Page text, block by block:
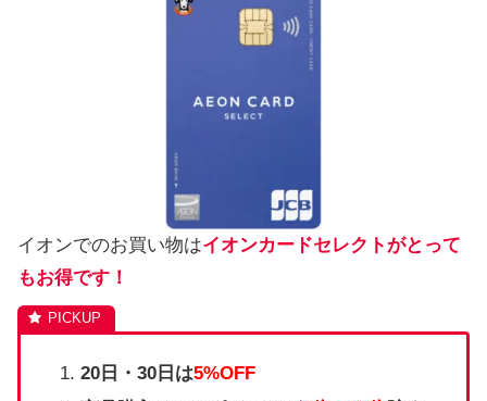
イオンでのお買い物はイオンカードセレクトがとって
もお得です！
20日・30日は5%OFF